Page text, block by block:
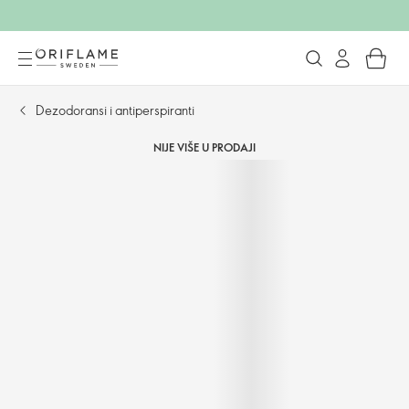
Dezodoransi i antiperspiranti
NIJE VIŠE U PRODAJI